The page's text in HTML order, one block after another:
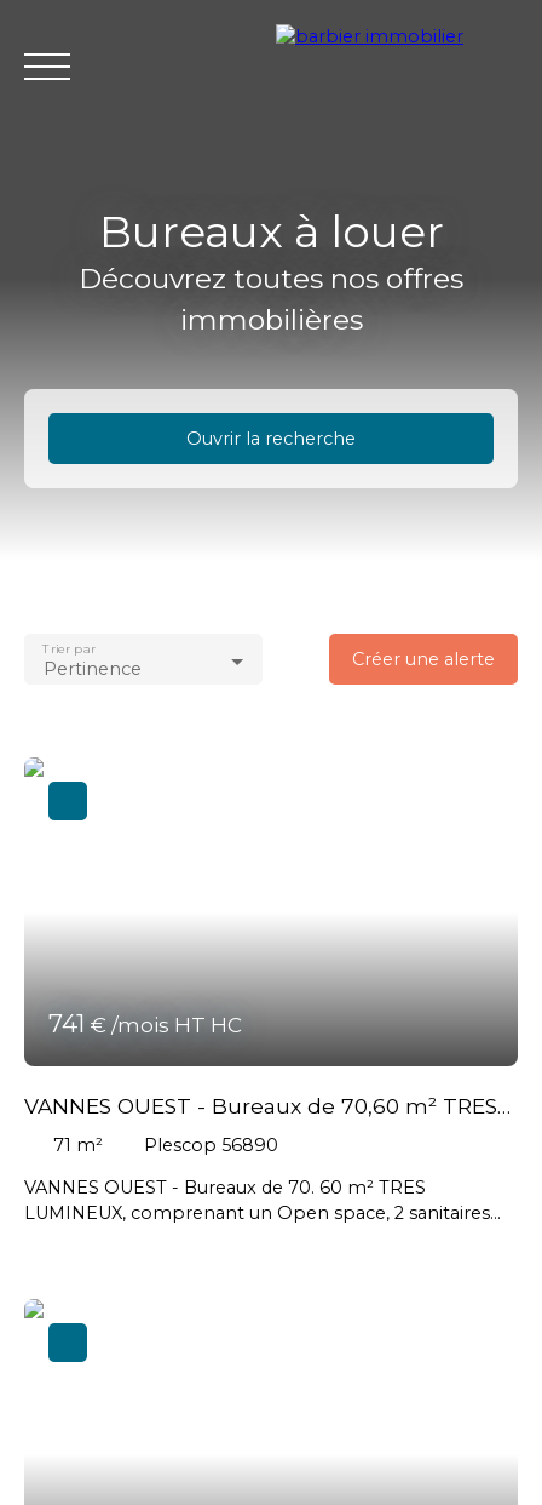
Acheter Vendre
Bureaux à louer
Découvrez toutes nos offres
immobilières
Ouvrir la recherche
Plescop (56890)
Localisation
Surface min (m²)
Pertinence
Trier par Créer une alerte
741 € /mois HT HC
VANNES OUEST - Bureaux de 70,60 m² TRES
LUMINEUX
71 m²
Plescop 56890
VANNES OUEST - Bureaux de 70. 60 m² TRES
LUMINEUX, comprenant un Open space, 2 sanitaires
copropriété et taxe foncière) // Honoraires agence à la